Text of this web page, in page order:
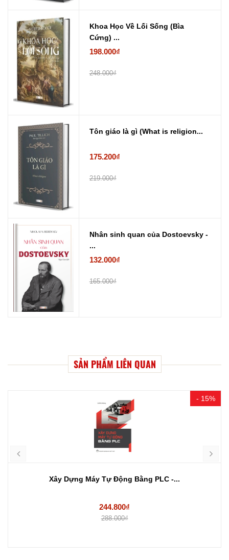
Khoa Học Về Lối Sống (Bìa
Cứng) ...
198.000₫
248.000₫
Tôn giáo là gì (What is religion...
175.200₫
219.000₫
Nhân sinh quan của Dostoevsky -
...
132.000₫
165.000₫
SẢN PHẨM LIÊN QUAN
- 15%
Xây Dựng Máy Tự Động Bằng PLC -...
244.800₫
288.000₫